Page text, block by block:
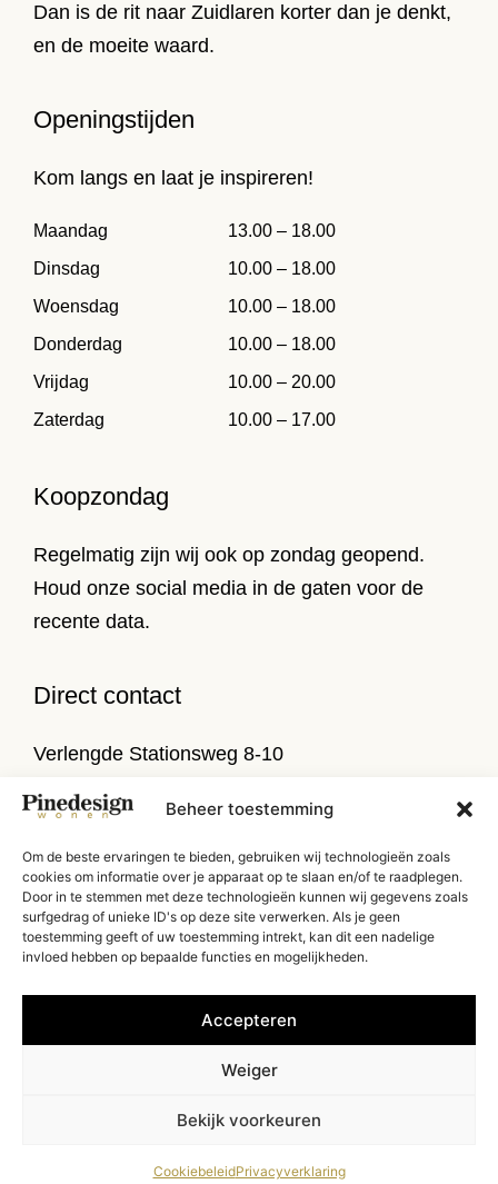
Beheer toestemming
Om de beste ervaringen te bieden, gebruiken wij technologieën zoals
cookies om informatie over je apparaat op te slaan en/of te raadplegen.
Door in te stemmen met deze technologieën kunnen wij gegevens zoals
surfgedrag of unieke ID's op deze site verwerken. Als je geen
toestemming geeft of uw toestemming intrekt, kan dit een nadelige
invloed hebben op bepaalde functies en mogelijkheden.
Accepteren
Weiger
Bekijk voorkeuren
CookiebeleidPrivacyverklaring
Dan is de rit naar Zuidlaren korter dan je denkt,
en de moeite waard.
Openingstijden
Kom langs en laat je inspireren!
Maandag
13.00 – 18.00
Dinsdag
10.00 – 18.00
Woensdag
10.00 – 18.00
Donderdag
10.00 – 18.00
Vrijdag
10.00 – 20.00
Zaterdag
10.00 – 17.00
Koopzondag
Regelmatig zijn wij ook op zondag geopend.
Houd onze social media in de gaten voor de
recente data.
Direct contact
Verlengde Stationsweg 8-10
Einfo@pinedesign.nl
Routebeschrijving
Copyright Pinedesign 2026 | Website door: